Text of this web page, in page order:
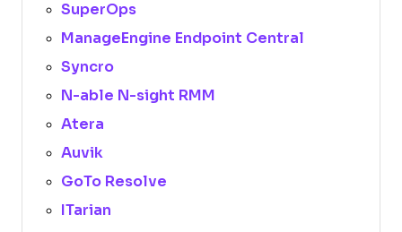
SuperOps
ManageEngine Endpoint Central
Syncro
N-able N-sight RMM
Atera
Auvik
GoTo Resolve
ITarian